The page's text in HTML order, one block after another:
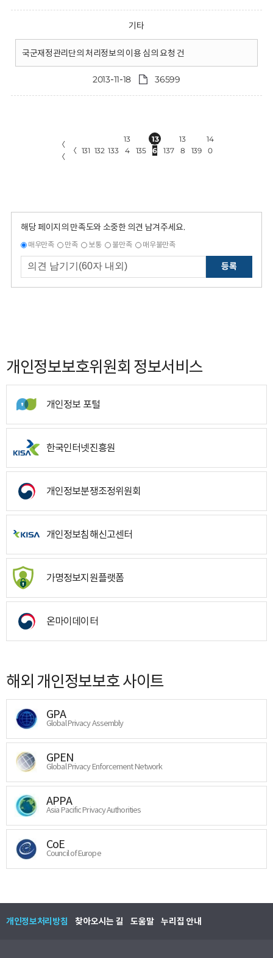
기타
국군재정관리단의 처리정보의 이용 심의 요청 건
2013-11-18 36599
〈
〈
〈 131 132 133
13
4
135
13
6
137
13
8
139
14
0
해당 페이지의 만족도와 소중한 의견 남겨주세요.
매우만족 만족 보통 불만족 매우불만족
등록
개인정보보호위원회 정보서비스
개인정보 포털
한국인터넷진흥원
개인정보분쟁조정위원회
개인정보침해신고센터
가명정보지원플랫폼
온마이데이터
해외 개인정보보호 사이트
GPA
Global Privacy Assembly
GPEN
Global Privacy Enforcement Network
APPA
Asia Pacific Privacy Authorities
CoE
Council of Europe
개인정보처리방침 찾아오시는 길 도움말 누리집 안내